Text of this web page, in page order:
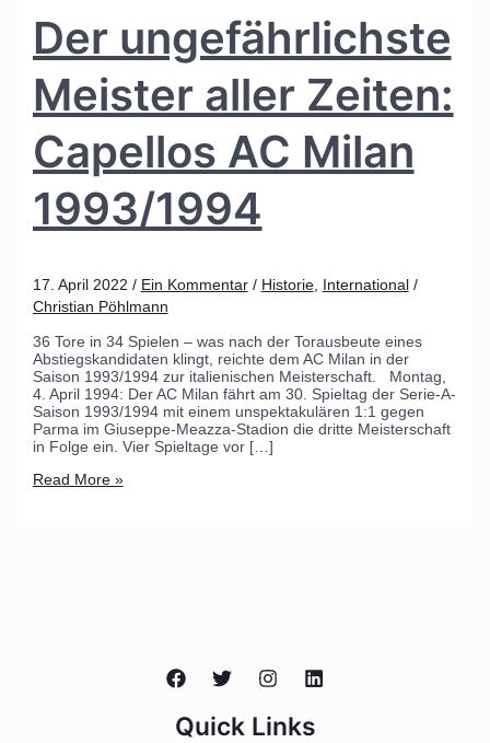
Der ungefährlichste
Meister aller Zeiten:
Capellos AC Milan
1993/1994
17. April 2022 / Ein Kommentar / Historie, International/
Christian Pöhlmann
36 Tore in 34 Spielen – was nach der Torausbeute eines
Abstiegskandidaten klingt, reichte dem AC Milan in der
Saison 1993/1994 zur italienischen Meisterschaft. Montag,
4. April 1994: Der AC Milan fährt am 30. Spieltag der Serie-A-
Saison 1993/1994 mit einem unspektakulären 1:1 gegen
Parma im Giuseppe-Meazza-Stadion die dritte Meisterschaft
in Folge ein. Vier Spieltage vor […]
Read More »
Quick Links